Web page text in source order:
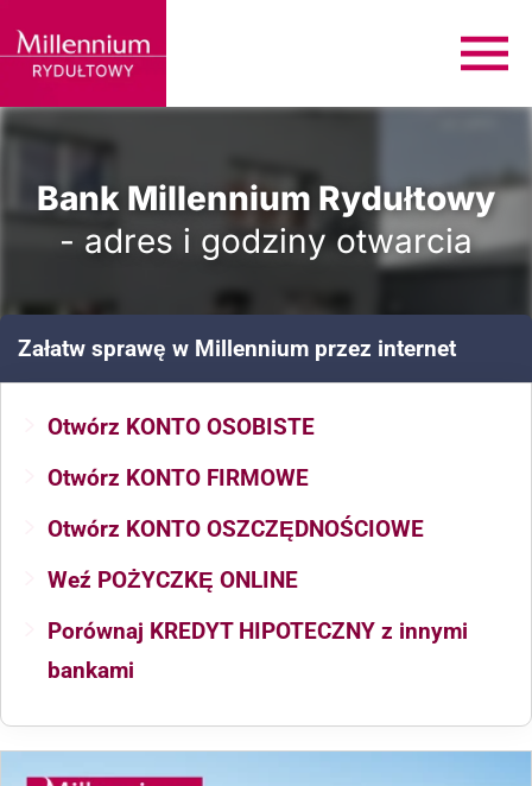
Bank Millennium Rydułtowy
- adres i godziny otwarcia
Załatw sprawę w Millennium przez internet
Otwórz KONTO OSOBISTE
Otwórz KONTO FIRMOWE
Otwórz KONTO OSZCZĘDNOŚCIOWE
Weź POŻYCZKĘ ONLINE
Porównaj KREDYT HIPOTECZNY z innymi
bankami